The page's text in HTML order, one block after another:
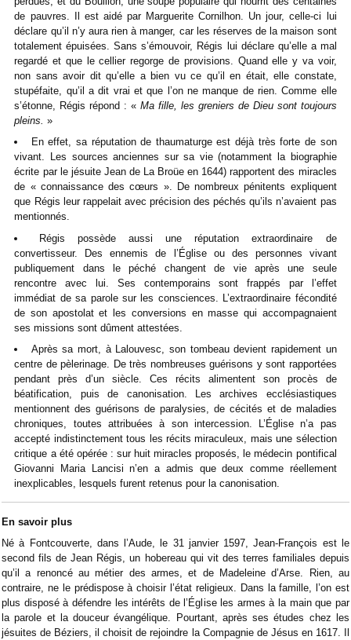
de pauvres. Il est aidé par Marguerite Cornilhon. Un jour, celle-ci lui
déclare qu’il n’y aura rien à manger, car les réserves de la maison sont
totalement épuisées. Sans s’émouvoir, Régis lui déclare qu’elle a mal
regardé et que le cellier regorge de provisions. Quand elle y va voir,
non sans avoir dit qu’elle a bien vu ce qu’il en était, elle constate,
stupéfaite, qu’il a dit vrai et que l’on ne manque de rien. Comme elle
s’étonne, Régis répond : «Ma fille, les greniers de Dieu sont toujours
pleins. »
En effet, sa réputation de thaumaturge est déjà très forte de son
vivant. Les sources anciennes sur sa vie (notamment la biographie
écrite par le jésuite Jean de La Broüe en 1644) rapportent des miracles
de « connaissance des cœurs ». De nombreux pénitents expliquent
que Régis leur rappelait avec précision des péchés qu’ils n’avaient pas
mentionnés.
Régis possède aussi une réputation extraordinaire de
convertisseur. Des ennemis de l’Église ou des personnes vivant
publiquement dans le péché changent de vie après une seule
rencontre avec lui. Ses contemporains sont frappés par l’effet
immédiat de sa parole sur les consciences. L’extraordinaire fécondité
de son apostolat et les conversions en masse qui accompagnaient
ses missions sont dûment attestées.
Après sa mort, à Lalouvesc, son tombeau devient rapidement un
centre de pèlerinage. De très nombreuses guérisons y sont rapportées
pendant près d’un siècle. Ces récits alimentent son procès de
béatification, puis de canonisation. Les archives ecclésiastiques
mentionnent des guérisons de paralysies, de cécités et de maladies
chroniques, toutes attribuées à son intercession. L’Église n’a pas
accepté indistinctement tous les récits miraculeux, mais une sélection
critique a été opérée : sur huit miracles proposés, le médecin pontifical
Giovanni Maria Lancisi n’en a admis que deux comme réellement
inexplicables, lesquels furent retenus pour la canonisation.
En savoir plus
Né à Fontcouverte, dans l’Aude, le 31 janvier 1597, Jean-François est le
second fils de Jean Régis, un hobereau qui vit des terres familiales depuis
qu’il a renoncé au métier des armes, et de Madeleine d’Arse. Rien, au
contraire, ne le prédispose à choisir l’état religieux. Dans la famille, l’on est
plus disposé à défendre les intérêts de l’Église les armes à la main que par
la parole et la douceur évangélique. Pourtant, après ses études chez les
jésuites de Béziers, il choisit de rejoindre la Compagnie de Jésus en 1617. Il